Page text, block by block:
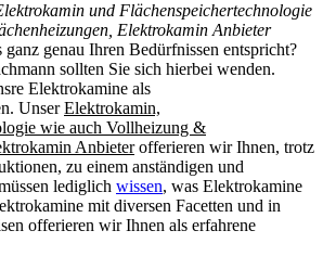
und Flächenspeichertechnologie
Elektrokamin Anbieter
ganz genau Ihren Bedürfnissen entspricht?
sollten Sie sich hierbei wenden.
Elektrokamine als
UnserElektrokamin,
wie auch Vollheizung &
Anbieterofferieren wir Ihnen, trotz
zu einem anständigen und
lediglich wissen, was Elektrokamine
mit diversen Facetten und in
offerieren wir Ihnen als erfahrene